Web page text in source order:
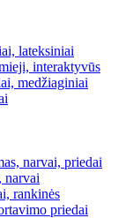
lateksiniai
interaktyvūs
medžiaginiai
narvai, priedai
narvai
rankinės
priedai